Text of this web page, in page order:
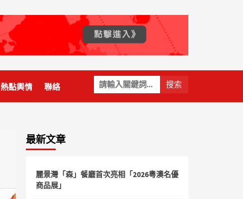
關
鍵
字:
熱點輿情 聯絡
最新文章
麗景灣「森」餐廳首次亮相「2026粵澳名優
商品展」